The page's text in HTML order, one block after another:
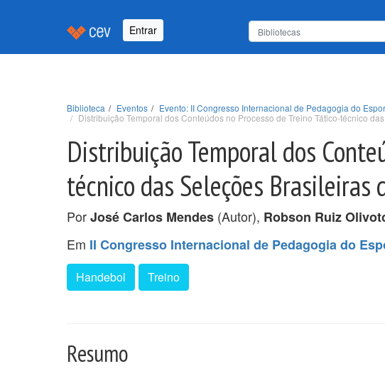
Entrar
Biblioteca Eventos
Evento: II Congresso Internacional de Pedagogia do
Distribuição Temporal dos Conteúdos no Processo de Treino Tático-técnico
Distribuição Temporal dos
técnico das Seleções Brasileiras
PorJosé Carlos Mendes (Autor), Robson Ruiz
Em II Congresso Internacional de Pedagogia do
Handebol Treino
Resumo